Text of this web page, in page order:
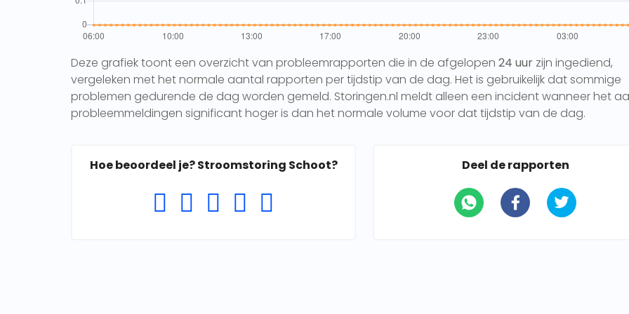
Deze grafiek toont een overzicht van probleemrapporten die in de afgelopen 24 uur zijn ingediend,
vergeleken met het normale aantal rapporten per tijdstip van de dag. Het is gebruikelijk dat sommige
problemen gedurende de dag worden gemeld. Storingen.nl meldt alleen een incident wanneer het
probleemmeldingen significant hoger is dan het normale volume voor dat tijdstip van de dag.
Hoe beoordeel je? Stroomstoring Schoot? Deel de rapporten